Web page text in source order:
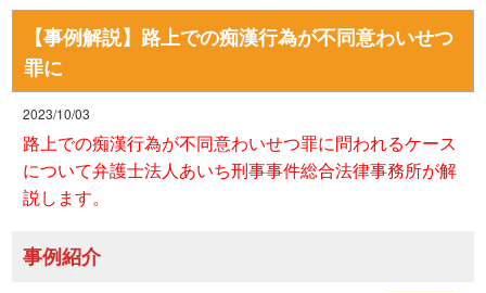
【事例解説】路上での痴漢行為が不同意わいせつ
罪に
2023/10/03
路上での痴漢行為が不同意わいせつ罪に問われるケース
について弁護士法人あいち刑事事件総合法律事務所が解
説します。
事例紹介